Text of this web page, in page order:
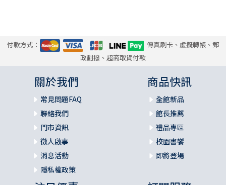
付款方式：
傳真刷卡、虛擬轉帳、郵
政劃撥、超商取貨付款
關於我們
常見問題FAQ
聯絡我們
門市資訊
徵人啟事
消息活動
隱私權政策
商品快訊
全館新品
館長推薦
禮品專區
校園書饗
即將登場